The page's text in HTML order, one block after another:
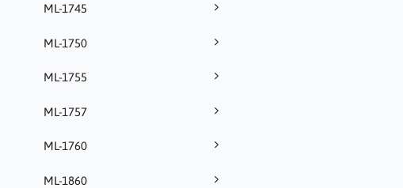
ML-1745
ML-1750
ML-1755
ML-1757
ML-1760
ML-1860